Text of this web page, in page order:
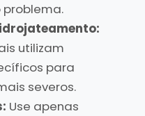
utilizam
para
severos.
Use apenas